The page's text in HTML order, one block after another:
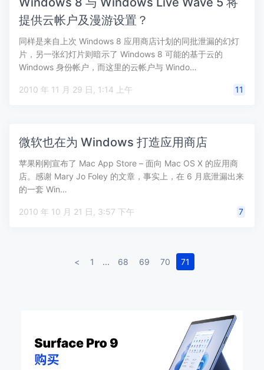
提供云帐户及漫游设置？
同样是来自上次 Windows 8 应用商店计划的同批泄漏的幻灯
片，另一张幻灯片则暗示了 Windows 8 可能的基于云的
Windows 身份帐户，而这里的云帐户与 Windo…
2010 年 11 月 29 日, 1:14 上午 11
微软也在为 Windows 打造应用商店
苹果刚刚宣布了 Mac App Store – 面向 Mac OS X 的应用商
店。感谢 Mary Jo Foley 的文章，事实上，在 6 月底泄漏出来
的一套 Win…
2010 年 10 月 21 日, 3:57 下午 7
< 1 ... 68 69 70 71